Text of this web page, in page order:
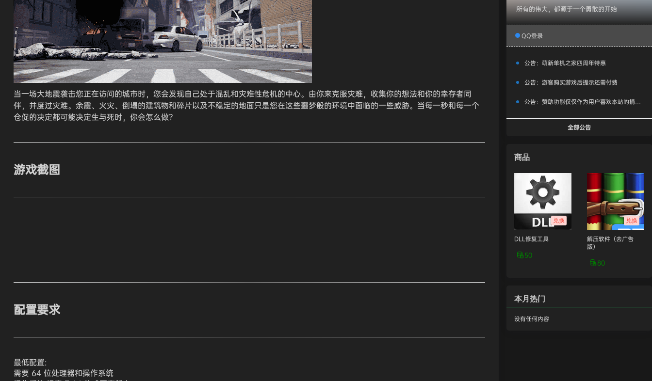
当一场大地震袭击您正在访问的城市时，您会发现自己处于混乱和灾难性危机的中心。由你来克服灾难，收集你的想法和你的幸存者同
伴，并度过灾难。余震、火灾、倒塌的建筑物和碎片以及不稳定的地面只是您在这些噩梦般的环境中面临的一些威胁。当每一秒和每一个
仓促的决定都可能决定生与死时，你会怎么做？
游戏截图
配置要求
最低配置:
需要 64 位处理器和操作系统
所有的伟大，都源于一个勇敢的开始
QQ登录
公告： 萌新单机之家四周年特惠
公告： 游客购买游戏后提示还需付费
公告： 赞助功能仅仅作为用户喜欢本站的捐赠打赏功能，同时赞助费用也将作为服务器费用,网盘扩容费用等，所有内容不作为商业行为。
全部公告
商品
兑换
DLL修复工具
50
兑换
解压软件（去广告
版）
80
本月热门
没有任何内容